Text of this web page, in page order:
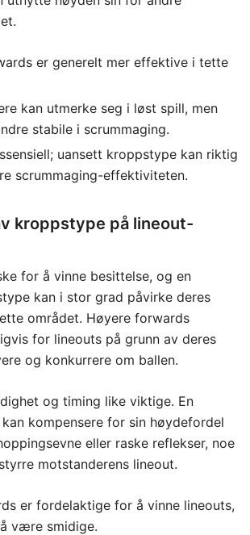
er generelt mer effektive i tette
kan utmerke seg i løst spill, men
stabile i scrummaging.
uansett kroppstype kan riktig
scrummaging-effektiviteten.
kroppstype på lineout-
for å vinne besittelse, og en
kan i stor grad påvirke deres
området. Høyere forwards
for lineouts på grunn av deres
og konkurrere om ballen.
og timing like viktige. En
kompensere for sin høydefordel
eller raske reflekser, noe
motstanderens lineout.
er fordelaktige for å vinne lineouts,
være smidige.